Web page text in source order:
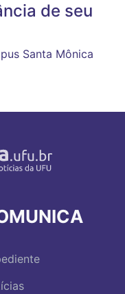
de seu
Santa Mônica